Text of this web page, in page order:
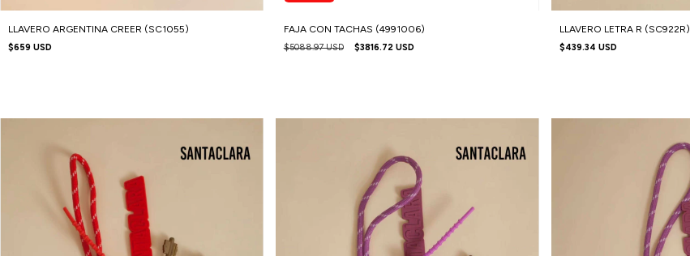
LLAVERO ARGENTINA CREER (SC1055)
$659 USD
FAJA CON TACHAS (4991006)
$5088.97 USD $3816.72 USD
LLAVERO LETRA R (SC922R)
$439.34 USD